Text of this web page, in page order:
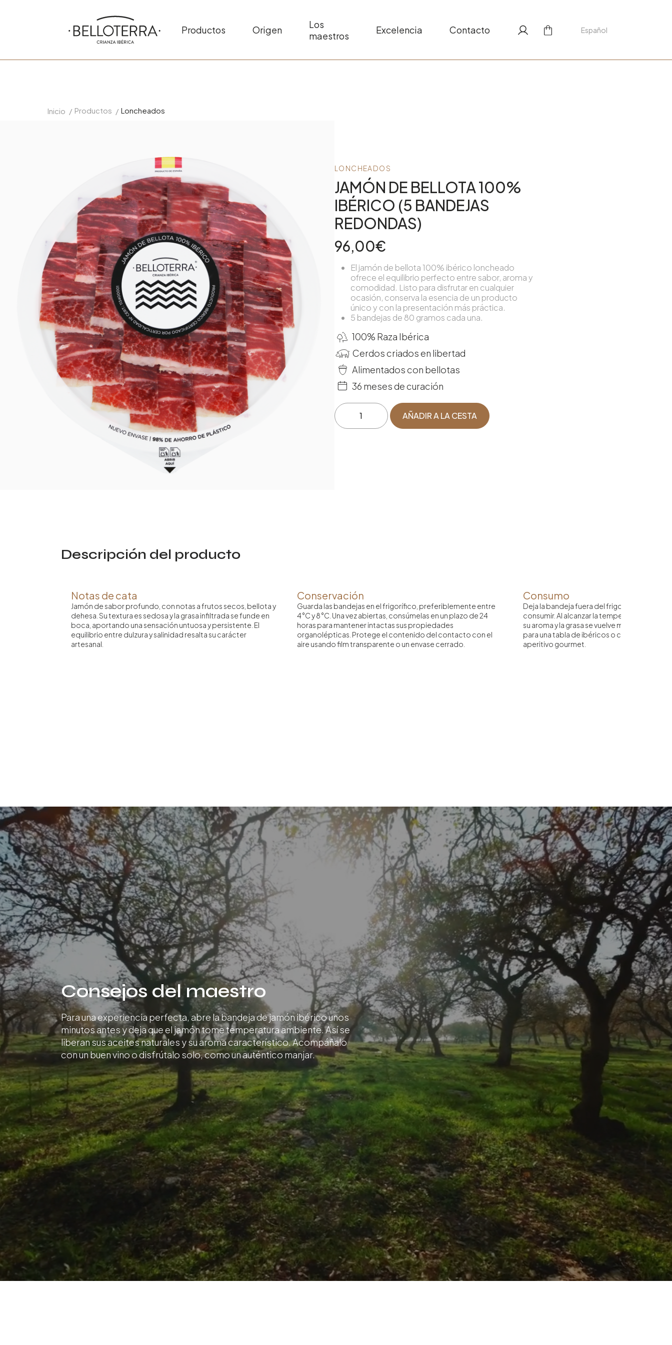
Productos Origen
Los
maestros
Excelencia Contacto Español
Inicio / Productos / Loncheados
LONCHEADOS
JAMÓN DE BELLOTA 100%
IBÉRICO (5 BANDEJAS
REDONDAS)
96,00€
El jamón de bellota 100% ibérico loncheado
ofrece el equilibrio perfecto entre sabor, aroma y
comodidad. Listo para disfrutar en cualquier
ocasión, conserva la esencia de un producto
único y con la presentación más práctica.
5 bandejas de 80 gramos cada una.
100% Raza Ibérica
Cerdos criados en libertad
Alimentados con bellotas
36 meses de curación
Jamón
AÑADIR A LA CESTA
Descripción del producto
Notas de cata
Jamón de sabor profundo, con notas a frutos secos, bellota y
dehesa. Su textura es sedosa y la grasa infiltrada se funde en
boca, aportando una sensación untuosa y persistente. El
equilibrio entre dulzura y salinidad resalta su carácter
artesanal.
Conservación
Guarda las bandejas en el frigorífico, preferiblemente entre
4 °C y 8 °C. Una vez abiertas, consúmelas en un plazo de 24
horas para mantener intactas sus propiedades
organolépticas. Protege el contenido del contacto con el
aire usando film transparente o un envase cerrado.
Consumo
Deja la bandeja fuera del frigorífico unos
consumir. Al alcanzar la temperatura
su aroma y la grasa se vuelve más suave al
para una tabla de ibéricos o como
aperitivo gourmet.
Consejos del maestro
Para una experiencia perfecta, abre la bandeja de jamón ibérico unos
minutos antes y deja que el jamón tome temperatura ambiente. Así se
liberan sus aceites naturales y su aroma característico. Acompáñalo
con un buen vino o disfrútalo solo, como un auténtico manjar.